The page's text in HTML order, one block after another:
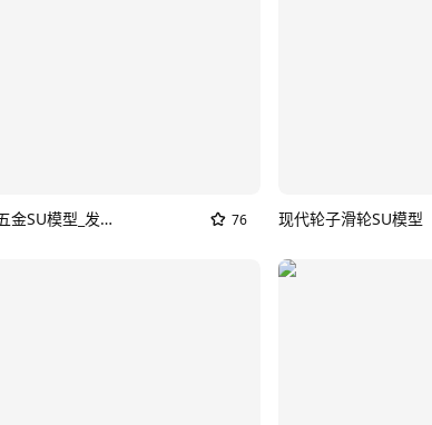
滚轮万向轮等金属五金SU模型_发条车 76 现代轮子滑轮SU模型